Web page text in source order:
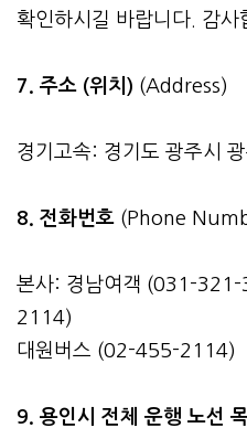
확인하시길 바랍니다. 감사
7. 주소 (위치) (Address)
경기고속: 경기도 광주시
8. 전화번호 (Phone
본사: 경남여객 (031-
2114)
대원버스 (02-455-2114)
9. 용인시 전체 운행 노선